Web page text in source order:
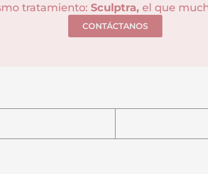
tratamiento: Sculptra, el que
CONTÁCTANOS